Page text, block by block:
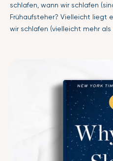
schlafen, wann wir schlafen
Frühaufsteher? Vielleicht liegt
wir schlafen (vielleicht mehr als